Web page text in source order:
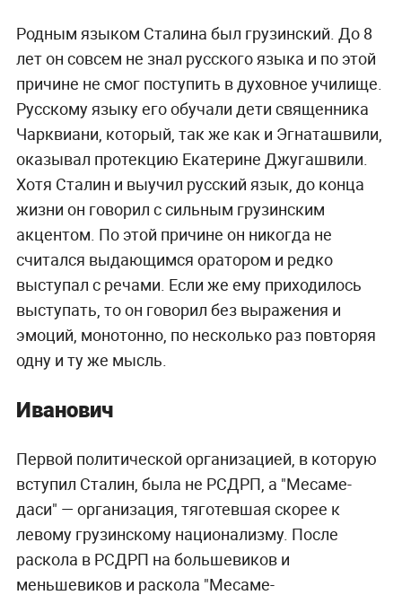
Родным языком Сталина был грузинский. До 8
лет он совсем не знал русского языка и по этой
причине не смог поступить в духовное училище.
Русскому языку его обучали дети священника
Чарквиани, который, так же как и Эгнаташвили,
оказывал протекцию Екатерине Джугашвили.
Хотя Сталин и выучил русский язык, до конца
жизни он говорил с сильным грузинским
акцентом. По этой причине он никогда не
считался выдающимся оратором и редко
выступал с речами. Если же ему приходилось
выступать, то он говорил без выражения и
эмоций, монотонно, по несколько раз повторяя
одну и ту же мысль.
Иванович
Первой политической организацией, в которую
вступил Сталин, была не РСДРП, а "Месаме-
даси" — организация, тяготевшая скорее к
левому грузинскому национализму. После
раскола в РСДРП на большевиков и
меньшевиков и раскола "Месаме-